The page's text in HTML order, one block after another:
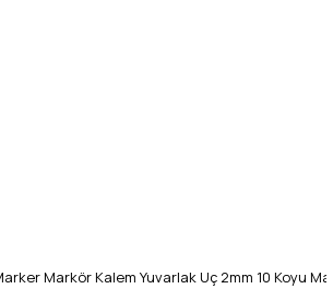
Markör Kalem Yuvarlak Uç 2mm 10 Koyu